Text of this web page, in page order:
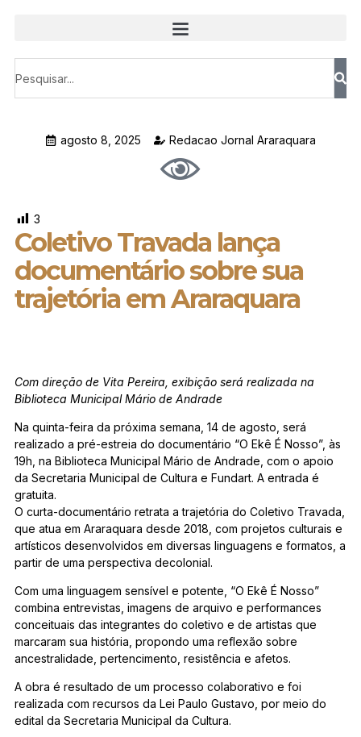
agosto 8, 2025 Redacao Jornal Araraquara
3
Coletivo Travada lança
documentário sobre sua
trajetória em Araraquara
Com direção de Vita Pereira, exibição será realizada na
Biblioteca Municipal Mário de Andrade
Na quinta-feira da próxima semana, 14 de agosto, será
realizado a pré-estreia do documentário “O Ekê É Nosso”, às
19h, na Biblioteca Municipal Mário de Andrade, com o apoio
da Secretaria Municipal de Cultura e Fundart. A entrada é
gratuita.
O curta-documentário retrata a trajetória do Coletivo Travada,
que atua em Araraquara desde 2018, com projetos culturais e
artísticos desenvolvidos em diversas linguagens e formatos, a
partir de uma perspectiva decolonial.
Com uma linguagem sensível e potente, “O Ekê É Nosso”
combina entrevistas, imagens de arquivo e performances
conceituais das integrantes do coletivo e de artistas que
marcaram sua história, propondo uma reflexão sobre
ancestralidade, pertencimento, resistência e afetos.
A obra é resultado de um processo colaborativo e foi
realizada com recursos da Lei Paulo Gustavo, por meio do
edital da Secretaria Municipal da Cultura.